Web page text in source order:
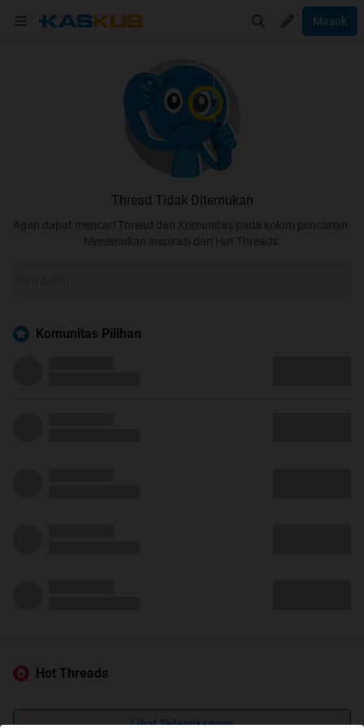
Masuk
Thread Tidak Ditemukan
Agan dapat mencari Thread dan Komunitas pada kolom pencarian.
Menemukan inspirasi dari Hot Threads.
Komunitas Pilihan
Hot Threads
Lihat Selengkapnya